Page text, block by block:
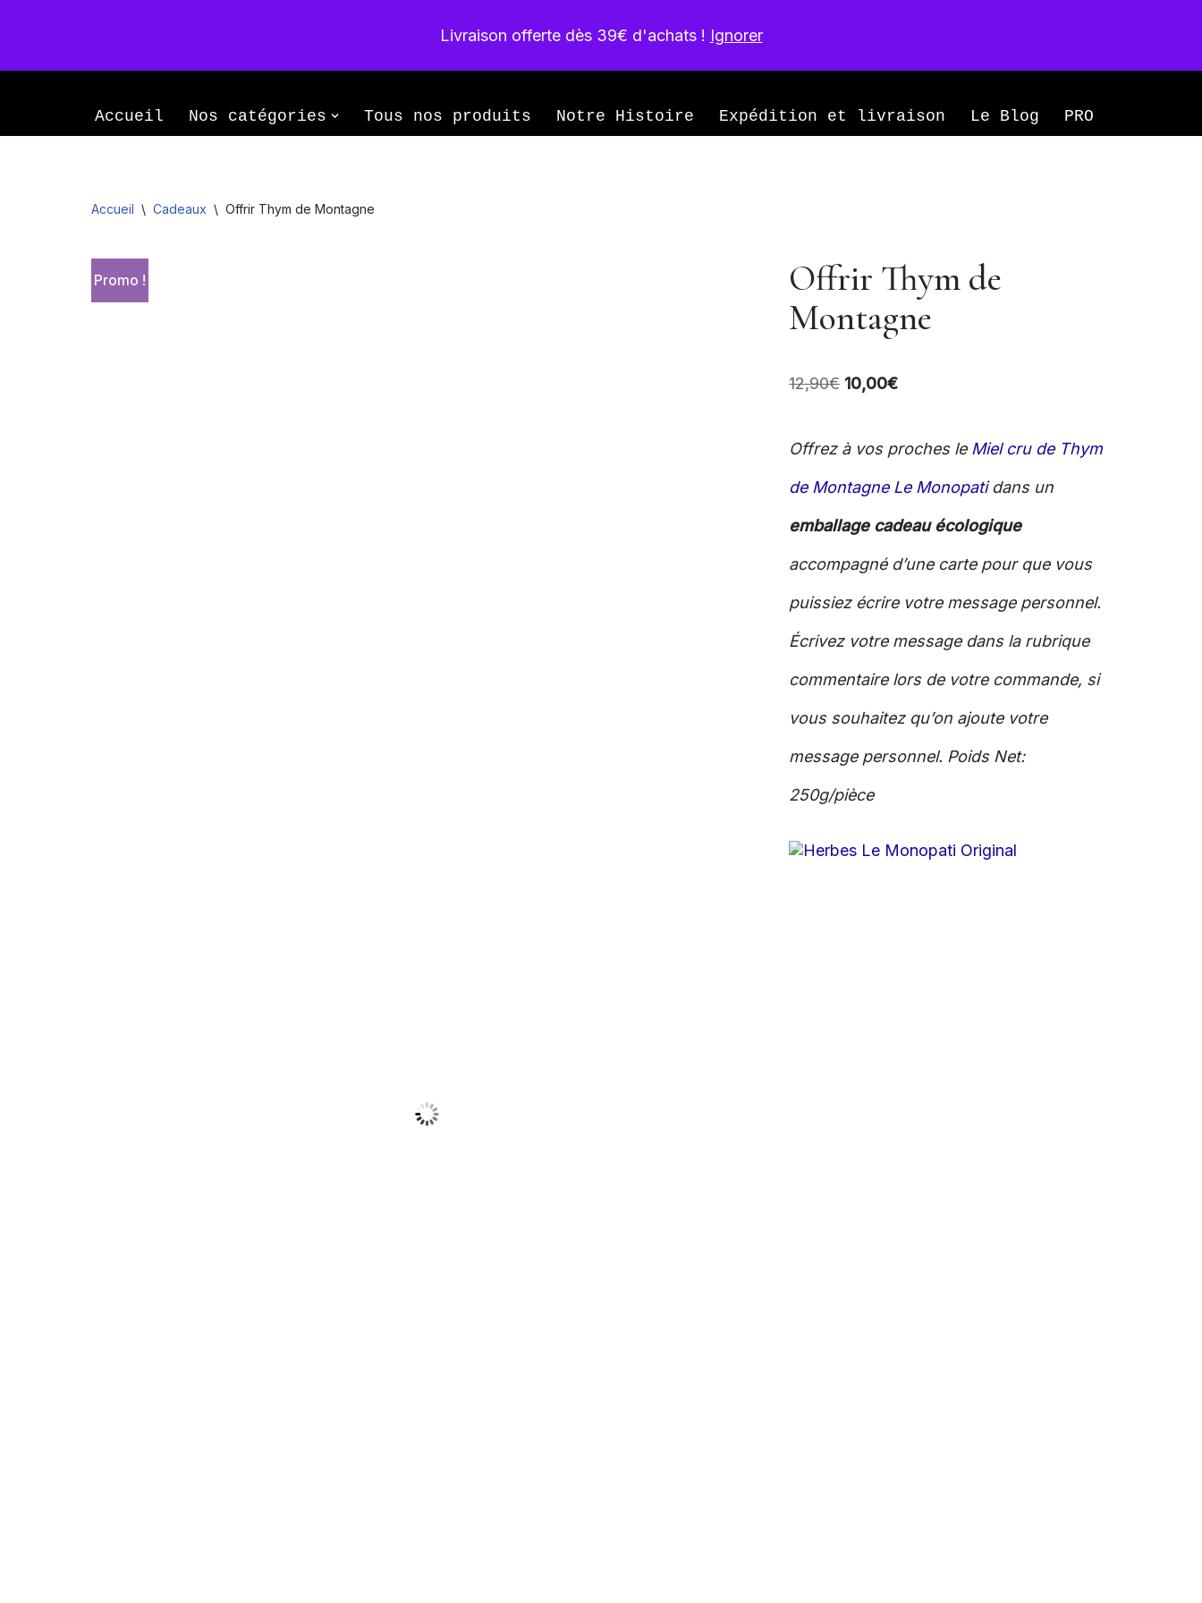
Livraison offerte dès 39€ d'achats ! Ignorer
contenu
Accueil Nos catégories Tous nos produits Notre Histoire Expédition et livraison Le Blog PRO
Accueil \ Cadeaux \ Offrir Thym de Montagne
Promo !
Offrir Thym de
Montagne
12,90€ 10,00€
Offrez à vos proches le Miel cru de Thym
de Montagne Le Monopatidans un
emballage cadeau écologique
accompagné d’une carte pour que vous
puissiez écrire votre message personnel.
Écrivez votre message dans la rubrique
commentaire lors de votre commande, si
vous souhaitez qu’on ajoute votre
message personnel. Poids Net:
250g/pièce